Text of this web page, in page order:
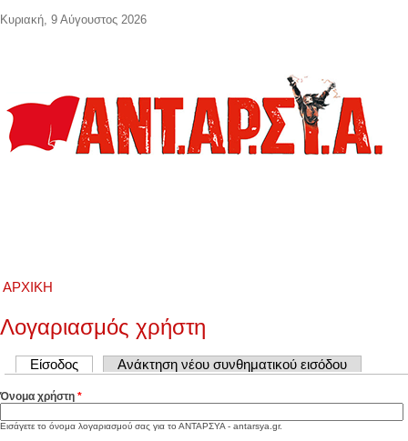
ΑΡΧΙΚΉ
Λογαριασμός χρήστη
Πρωτεύουσες καρτέλες
Είσοδος (ενεργή καρτέλα)
Ανάκτηση νέου συνθηματικού εισόδου
Όνομα χρήστη *
Εισάγετε το όνομα λογαριασμού σας για το ΑΝΤΑΡΣΥΑ - antarsya.gr.
Κυριακή, 9 Αύγουστος 2026